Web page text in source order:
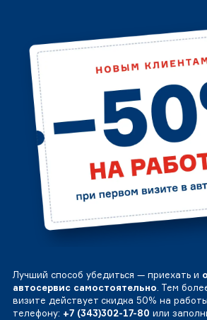
Лучший способ убедиться — приехать и
автосервис самостоятельно. Тем
визите действует скидка 50% на
телефону: +7 (343)302-17-80 или